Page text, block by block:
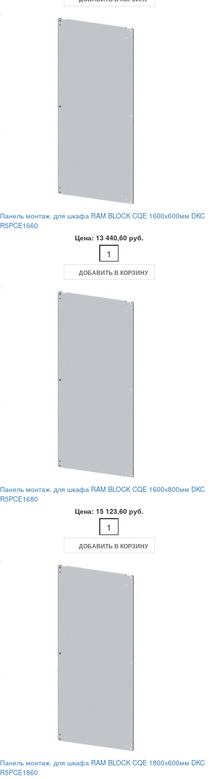
Панель монтаж. для шкафа RAM BLOCK CQE 1600х600мм DKC
R5PCE1660
Цена: 13 440,60 руб.
ДОБАВИТЬ В КОРЗИНУ
Панель монтаж. для шкафа RAM BLOCK CQE 1600х800мм DKC
R5PCE1680
Цена: 15 123,60 руб.
ДОБАВИТЬ В КОРЗИНУ
Панель монтаж. для шкафа RAM BLOCK CQE 1800х600мм DKC
R5PCE1860